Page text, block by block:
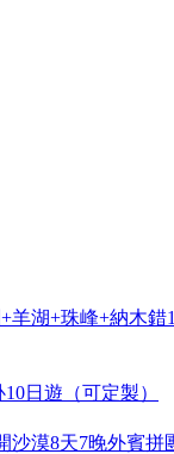
湖+珠峰+納木錯
日遊（可定製）
沙漠8天7晚外賓拼